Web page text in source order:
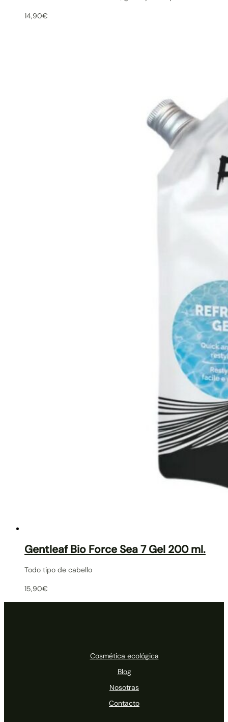
14,90€
Gentleaf Bio Force Sea 7 Gel 200 ml.
Todo tipo de cabello
15,90€
Cosmética ecológica
Blog
Nosotras
Contacto